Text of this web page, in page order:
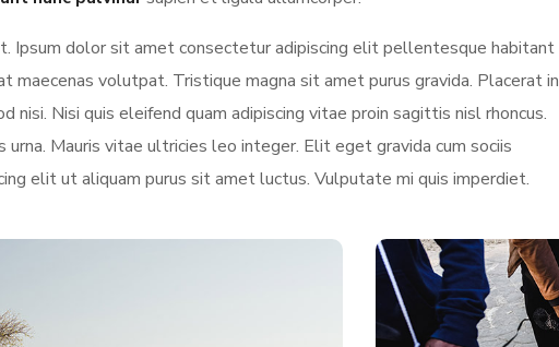
Ipsum dolor sit amet consectetur adipiscing elit pellentesque habitant
maecenas volutpat. Tristique magna sit amet purus gravida. Placerat in
nisi. Nisi quis eleifend quam adipiscing vitae proin sagittis nisl rhoncus.
Mauris vitae ultricies leo integer. Elit eget gravida cum sociis
elit ut aliquam purus sit amet luctus. Vulputate mi quis imperdiet.